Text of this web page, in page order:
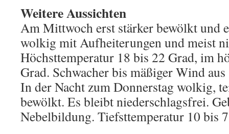
Weitere Aussichten
Am Mittwoch erst stärker bewölkt und
wolkig mit Aufheiterungen und meist
Höchsttemperatur 18 bis 22 Grad, im
Grad. Schwacher bis mäßiger Wind
In der Nacht zum Donnerstag wolkig,
bewölkt. Es bleibt niederschlagsfrei.
Nebelbildung. Tiefsttemperatur 10 bis